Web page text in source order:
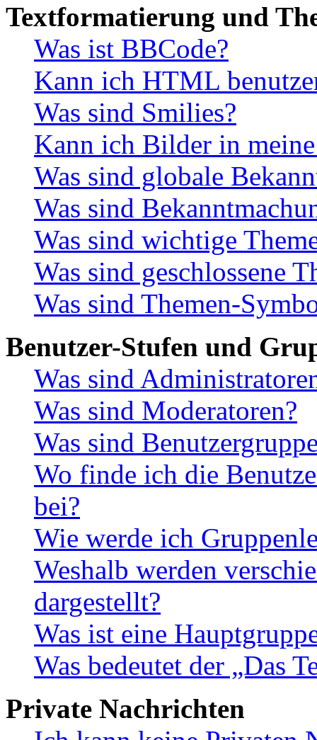
Textformatierung und
Was ist BBCode?
Kann ich HTML
Was sind Smilies?
Kann ich Bilder in
Was sind globale
Was sind
Was sind wichtige
Was sind geschlossene
Was sind Themen-
Benutzer-Stufen und
Was sind
Was sind Moderatoren?
Was sind
Wo finde ich die
bei?
Wie werde ich
Weshalb werden
dargestellt?
Was ist eine
Was bedeutet der „Das
Private Nachrichten